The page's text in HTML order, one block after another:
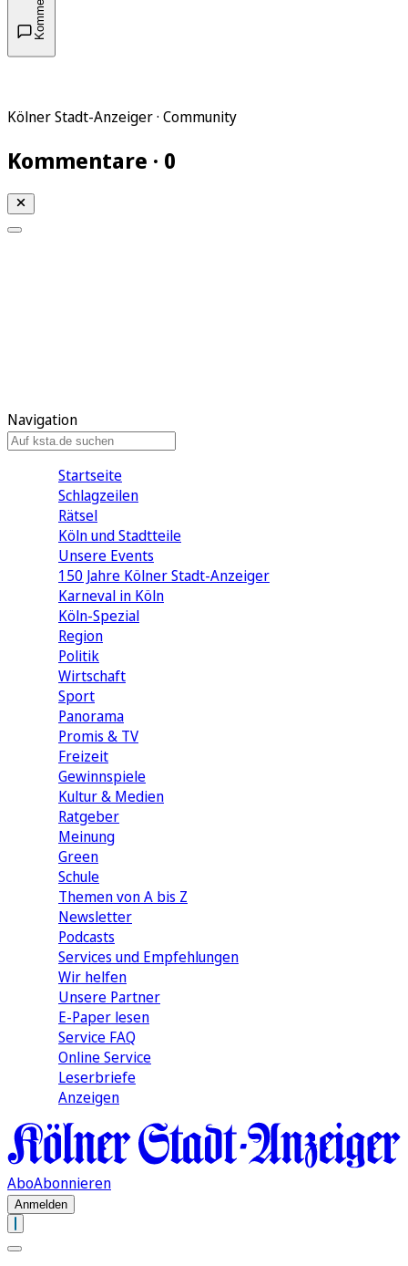
Kölner Stadt-Anzeiger · Community
Kommentare · 0
Navigation
Startseite
Schlagzeilen
Rätsel
Köln und Stadtteile
Unsere Events
150 Jahre Kölner Stadt-Anzeiger
Karneval in Köln
Köln-Spezial
Region
Politik
Wirtschaft
Sport
Panorama
Promis & TV
Freizeit
Gewinnspiele
Kultur & Medien
Ratgeber
Meinung
Green
Schule
Themen von A bis Z
Newsletter
Podcasts
Services und Empfehlungen
Wir helfen
Unsere Partner
E-Paper lesen
Service FAQ
Online Service
Leserbriefe
Anzeigen
AboAbonnieren
Anmelden